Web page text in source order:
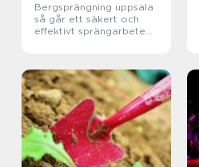
Bergsprängning uppsala
så går ett säkert och
effektivt sprängarbete